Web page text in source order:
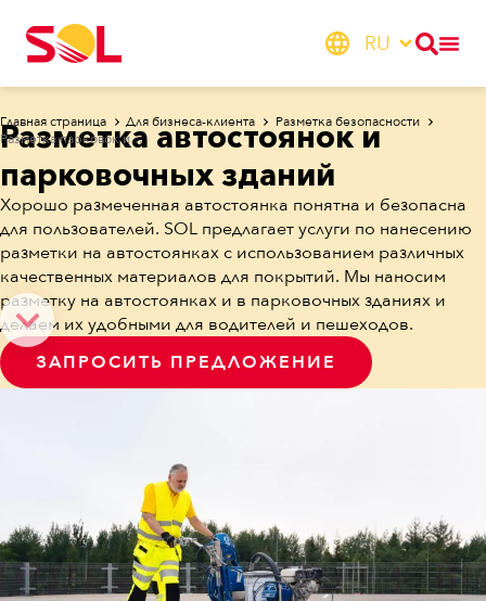
RU
Главная страница Для бизнеса-клиента
Разметка безопасности
Разметка парковок и парковочных домов
Разметка автостоянок и
парковочных зданий
Хорошо размеченная автостоянка понятна и безопасна
для пользователей. SOL предлагает услуги по нанесению
разметки на автостоянках с использованием различных
качественных материалов для покрытий. Мы наносим
разметку на автостоянках и в парковочных зданиях и
делаем их удобными для водителей и пешеходов.
ЗАПРОСИТЬ ПРЕДЛОЖЕНИЕ